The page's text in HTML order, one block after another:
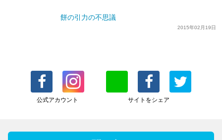
餅の引力の不思議
2015年02月19日
公式アカウント サイトをシェア